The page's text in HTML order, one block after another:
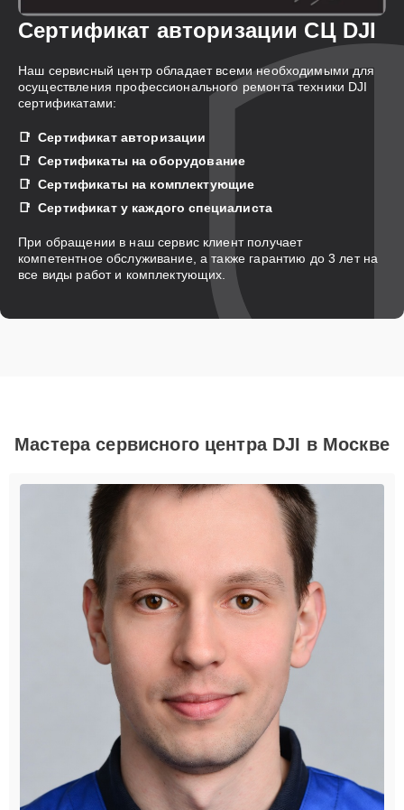
Сертификат авторизации СЦ DJI
Наш сервисный центр обладает всеми необходимыми для
осуществления профессионального ремонта техники DJI
сертификатами:
Сертификат авторизации
Сертификаты на оборудование
Сертификаты на комплектующие
Сертификат у каждого специалиста
При обращении в наш сервис клиент получает
компетентное обслуживание, а также гарантию до 3 лет на
все виды работ и комплектующих.
Мастера сервисного центра DJI в Москве